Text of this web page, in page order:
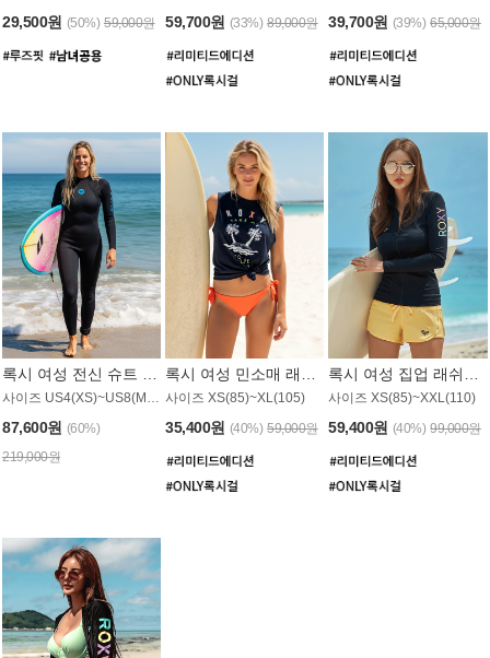
29,500원 (50%) 59,000원 59,700원 (33%) 89,000원 39,700원 (39%) 65,000원
87,600원 (60%)
219,000원
사이즈 XS(85)~XL(105)
35,400원 (40%) 59,000원
사이즈 XS(85)~XXL(110)
59,400원 (40%) 99,000원